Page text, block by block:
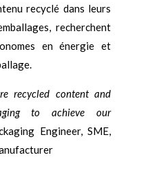
recyclé dans leurs
recherchent
en énergie et
recycled content and
to achieve our
Engineer, SME,